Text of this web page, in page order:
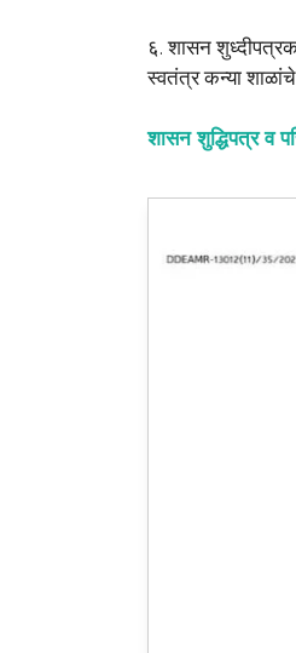
६. शासन
स्वतंत्र कन्या शाळांचे
शासन शुद्धिपत्र व